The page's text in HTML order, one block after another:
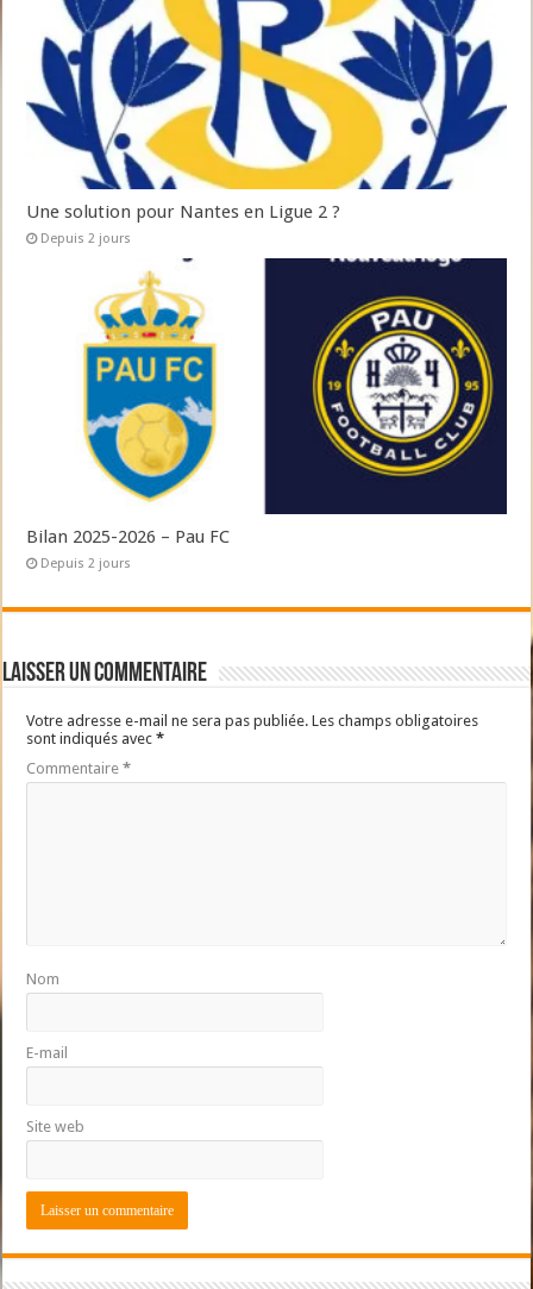
Une solution pour Nantes en Ligue 2 ?
Depuis 2 jours
Bilan 2025-2026 – Pau FC
Depuis 2 jours
Laisser un commentaire
Votre adresse e-mail ne sera pas publiée. Les champs obligatoires
sont indiqués avec*
Commentaire*
Nom
E-mail
Site web